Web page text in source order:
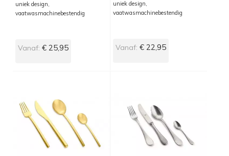
uniek design,
vaatwasmachinebestendig
Vanaf: € 25,95
uniek design,
vaatwasmachinebestendig
Vanaf: € 22,95